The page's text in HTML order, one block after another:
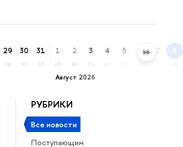
29
ср
30
чт
31
пт
Август 2026
1
сб
2
вс
3
пн
4 5 6 7 8
сб
РУБРИКИ
Все новости
Поступающим